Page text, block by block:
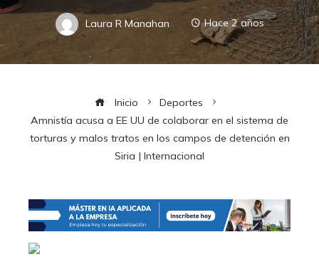
Laura R Manahan Hace 2 años
Inicio
Deportes
Amnistía acusa a EE UU de colaborar en el sistema de
torturas y malos tratos en los campos de detención en
Siria | Internacional